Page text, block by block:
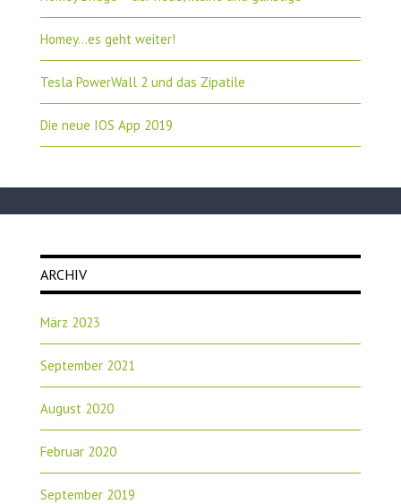
Homey…es geht weiter!
Tesla PowerWall 2 und das Zipatile
Die neue IOS App 2019
ARCHIV
März 2023
September 2021
August 2020
Februar 2020
September 2019